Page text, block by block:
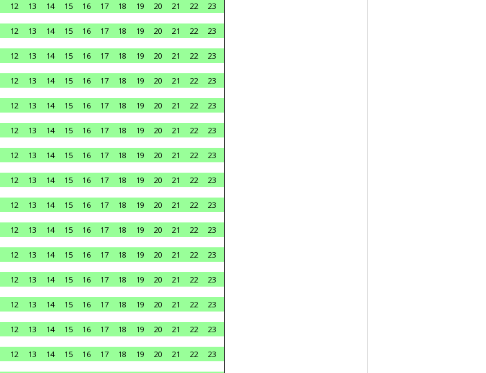
12 13 14 15 16 17 18 19 20 21 22
23
12 13 14 15 16 17 18 19 20 21 22
23
12 13 14 15 16 17 18 19 20 21 22
23
12 13 14 15 16 17 18 19 20 21 22
23
12 13 14 15 16 17 18 19 20 21 22
23
12 13 14 15 16 17 18 19 20 21 22
23
12 13 14 15 16 17 18 19 20 21 22
23
12 13 14 15 16 17 18 19 20 21 22
23
12 13 14 15 16 17 18 19 20 21 22
23
12 13 14 15 16 17 18 19 20 21 22
23
12 13 14 15 16 17 18 19 20 21 22
23
12 13 14 15 16 17 18 19 20 21 22
23
12 13 14 15 16 17 18 19 20 21 22
23
12 13 14 15 16 17 18 19 20 21 22
23
12 13 14 15 16 17 18 19 20 21 22
23